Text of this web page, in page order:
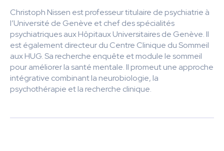
Christoph Nissen est professeur titulaire de psychiatrie à
l’Université de Genève et chef des spécialités
psychiatriques aux Hôpitaux Universitaires de Genève. Il
est également directeur du Centre Clinique du Sommeil
aux HUG. Sa recherche enquête et module le sommeil
pour améliorer la santé mentale. Il promeut une approche
intégrative combinant la neurobiologie, la
psychothérapie et la recherche clinique.